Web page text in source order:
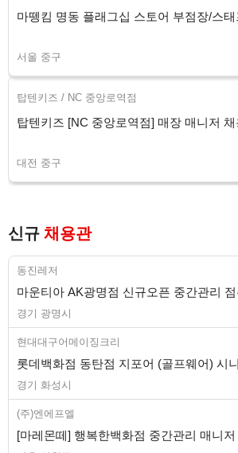
마뗑킴 명동 플래그십 스토어 부점장/스태
서울 중구
탑텐키즈 / NC 중앙로역점
탑텐키즈 [NC 중앙로역점] 매장 매니저
대전 중구
신규 채용관
동진레저
마운티아 AK광명점 신규오픈 중간관리
경기 광명시
현대대구어메이징크리
롯데백화점 동탄점 지포어 (골프웨어) 시
경기 화성시
(주)엔에프엘
[마레몬떼] 행복한백화점 중간관리 매니저